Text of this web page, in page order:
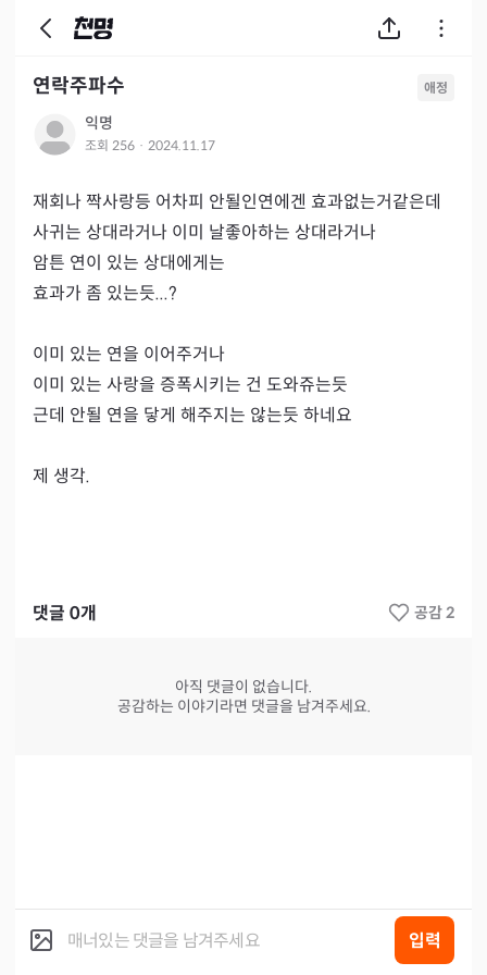
연락주파수 애정
익명
조회 256 · 2024.11.17
재회나 짝사랑등 어차피 안될인연에겐 효과없는거같은데
사귀는 상대라거나 이미 날좋아하는 상대라거나
암튼 연이 있는 상대에게는
효과가 좀 있는듯...?
이미 있는 연을 이어주거나
이미 있는 사랑을 증폭시키는 건 도와쥬는듯
근데 안될 연을 닿게 해주지는 않는듯 하네요
제 생각.
댓글 0개 공감 2
아직 댓글이 없습니다.
공감하는 이야기라면 댓글을 남겨주세요.
입력